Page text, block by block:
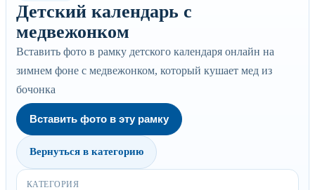
Детский календарь с
медвежонком
Вставить фото в рамку детского календаря онлайн на
зимнем фоне с медвежонком, который кушает мед из
бочонка
Вставить фото в эту рамку
Вернуться в категорию
КАТЕГОРИЯ